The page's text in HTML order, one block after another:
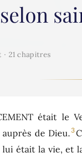
· 21 chapitres
était le
de Dieu.3
lui était la vie, et